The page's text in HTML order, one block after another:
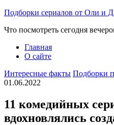
Перейти
содержимому
Подборки сериалов от Оли и
Что посмотреть сегодня
Главная
О сайте
Интересные факты Подборки
01.06.2022
11 комедийных
вдохновлялись